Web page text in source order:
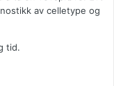
av celletype og
tid.